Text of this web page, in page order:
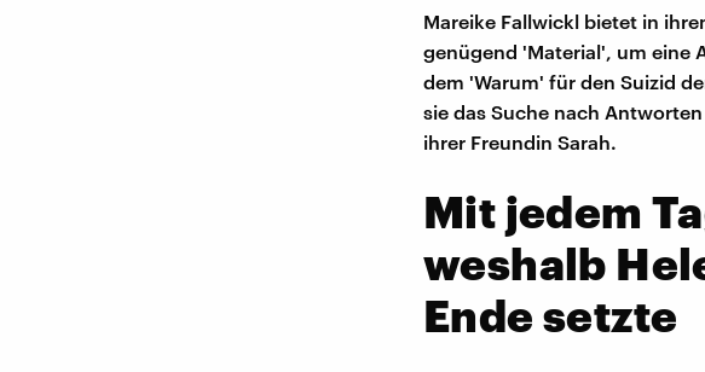
Mareike Fallwickl bietet in
genügend 'Material', um eine
dem 'Warum' für den Suizid
sie das Suche nach
ihrer Freundin Sarah.
Mit jedem
weshalb
Ende setzte